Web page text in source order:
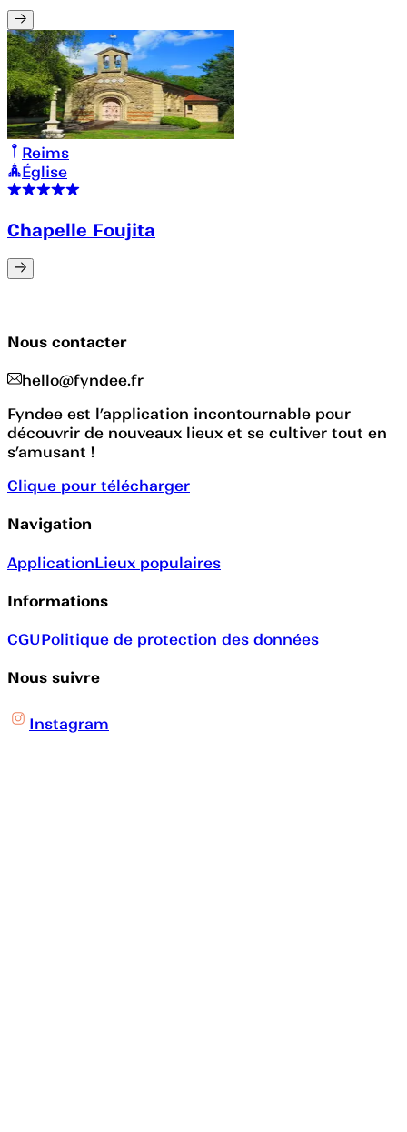
Reims
Église
Chapelle Foujita
Nous contacter
hello@fyndee.fr
Fyndee est l’application incontournable pour
découvrir de nouveaux lieux et se cultiver tout en
s’amusant !
Clique pour télécharger
Navigation
ApplicationLieux populaires
Informations
CGUPolitique de protection des données
Nous suivre
Instagram